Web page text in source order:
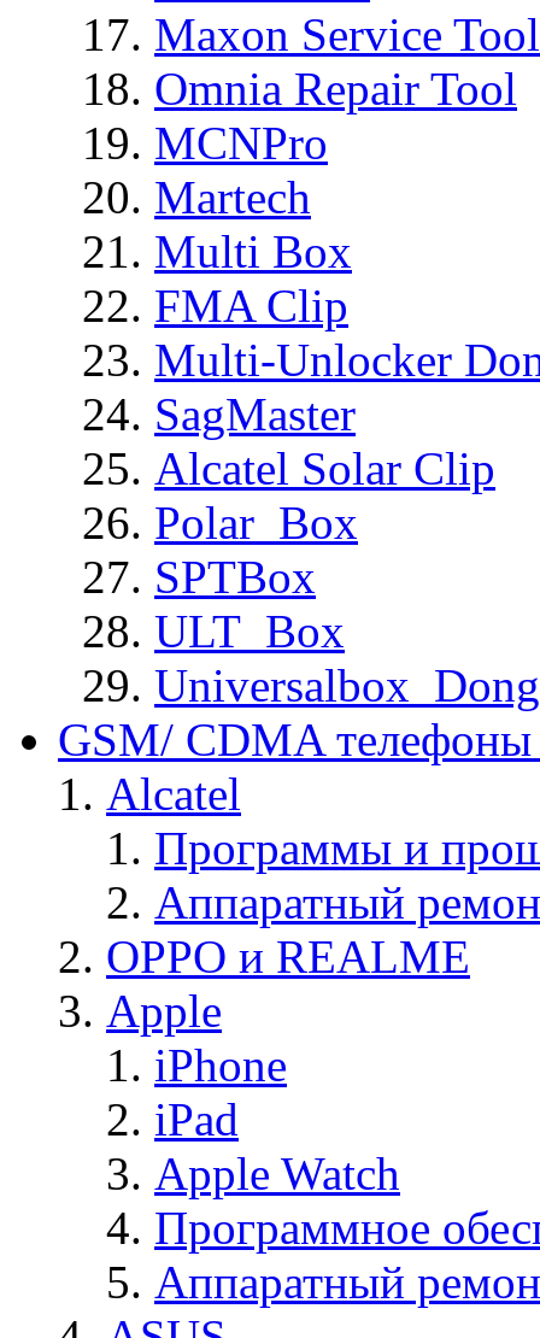
Maxon Service
Omnia Repair Tool
MCNPro
Martech
Multi Box
FMA Clip
Multi-Unlocker
SagMaster
Alcatel Solar Clip
Polar_Box
SPTBox
ULT_Box
GSM/ CDMA
Alcatel
Программы и
Аппаратный
OPPO и REALME
Apple
iPhone
iPad
Apple Watch
Программное
Аппаратный